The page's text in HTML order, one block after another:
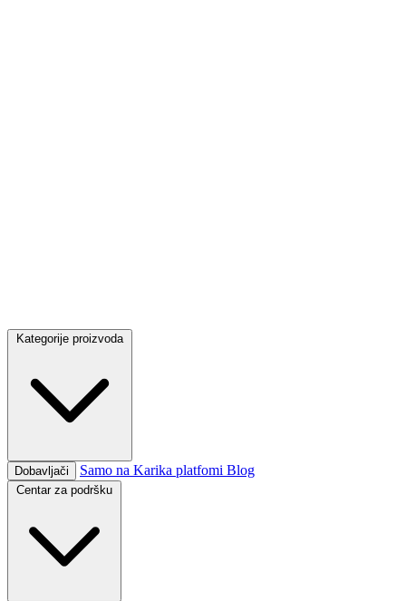
Kategorije proizvoda
Dobavljači Samo na Karika platfomi Blog
Centar za podršku